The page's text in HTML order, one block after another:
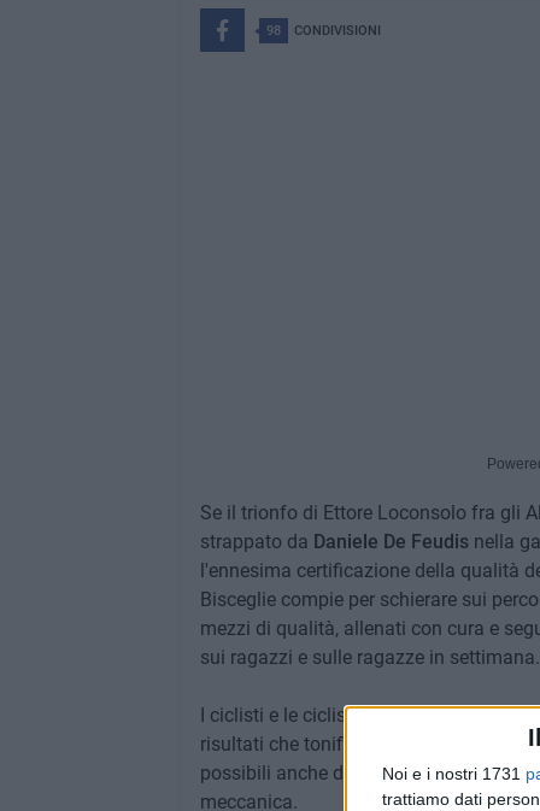
Noi e i nostri 1731
trattiamo dati
98 CONDIVISIONI
Se il trionfo di Ettore Loconsolo fra gli
strappato da Daniele De Feudisnella
l'ennesima certificazione della qualità
Bisceglie compie per schierare sui
mezzi di qualità, allenati con cura e
sui ragazzi e sulle ragazze in settimana.
I ciclisti e le cicliste della squadra
risultati che tonificano l'immagine del
possibili anche dal lavoro del team ai
meccanica.